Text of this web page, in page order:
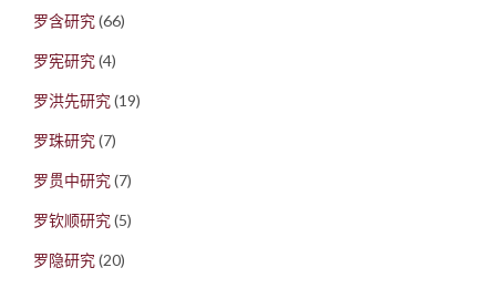
罗含研究(66)
罗宪研究(4)
罗洪先研究(19)
罗珠研究(7)
罗贯中研究(7)
罗钦顺研究(5)
罗隐研究(20)